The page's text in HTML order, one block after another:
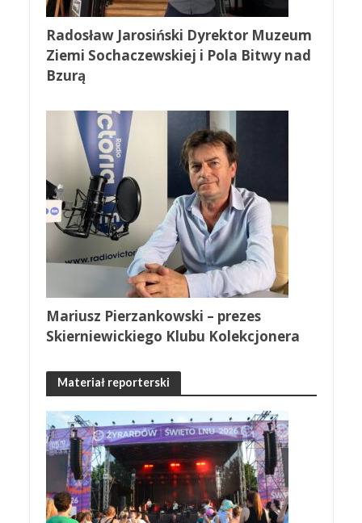
Radosław Jarosiński Dyrektor Muzeum
Ziemi Sochaczewskiej i Pola Bitwy nad
Bzurą
Mariusz Pierzankowski – prezes
Skierniewickiego Klubu Kolekcjonera
Materiał reporterski